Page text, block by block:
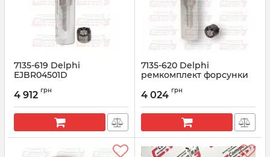
7135-619 Delphi
EJBR04501D
A6640170121
Артикул: 7135-619
4 912 грн
7135-620 Delphi
ремкомплект форсунки
(28278897+L184PBD)
Артикул: 7135-620
4 024 грн